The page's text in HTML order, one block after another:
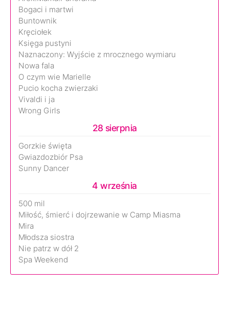
Bogaci i martwi
Buntownik
Kręciołek
Księga pustyni
Naznaczony: Wyjście z mrocznego wymiaru
Nowa fala
O czym wie Marielle
Pucio kocha zwierzaki
Vivaldi i ja
Wrong Girls
28 sierpnia
Gorzkie święta
Gwiazdozbiór Psa
Sunny Dancer
4 września
500 mil
Miłość, śmierć i dojrzewanie w Camp Miasma
Mira
Młodsza siostra
Nie patrz w dół 2
Spa Weekend